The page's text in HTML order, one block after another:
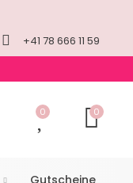
+41 78 666 11 59
0 0